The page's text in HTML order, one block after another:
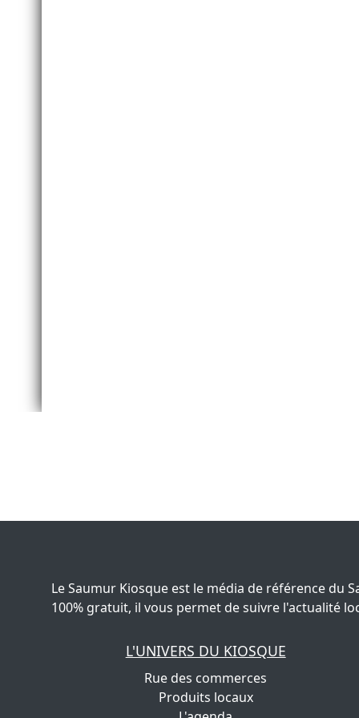
Le Saumur Kiosque est le média de référence du
100% gratuit, il vous permet de suivre l'actualité
L'UNIVERS DU KIOSQUE
Rue des commerces
Produits locaux